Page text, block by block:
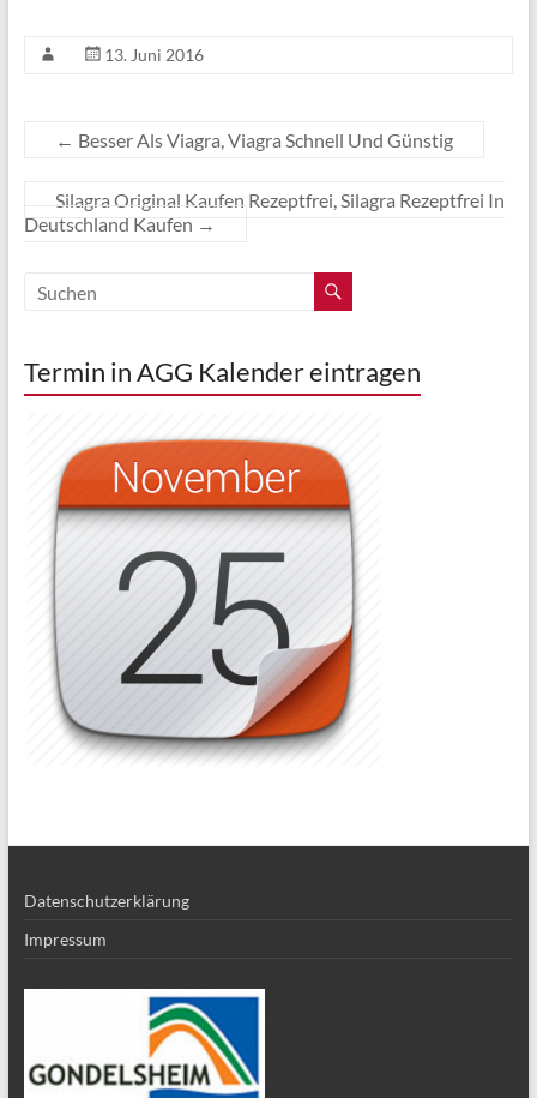
13. Juni 2016
← Besser Als Viagra, Viagra Schnell Und Günstig
Silagra Original Kaufen Rezeptfrei, Silagra Rezeptfrei In
Deutschland Kaufen →
Termin in AGG Kalender eintragen
Datenschutzerklärung
Impressum